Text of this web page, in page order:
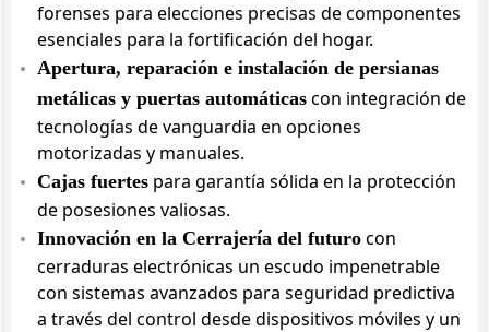
forenses para elecciones precisas de componentes
esenciales para la fortificación del hogar.
Apertura, reparación e instalación de persianas
metálicas y puertas automáticas con integración de
tecnologías de vanguardia en opciones
motorizadas y manuales.
Cajas fuertes para garantía sólida en la protección
de posesiones valiosas.
Innovación en la Cerrajería del futuro con
cerraduras electrónicas un escudo impenetrable
con sistemas avanzados para seguridad predictiva
a través del control desde dispositivos móviles y un